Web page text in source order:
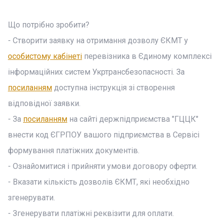
Що потрібно зробити?
- Створити заявку на отримання дозволу ЄКМТ у
особистому кабінеті перевізника в Єдиному комплексі
інформаційних систем Укртрансбезопасності. За
посиланням доступна інструкція зі створення
відповідної заявки.
- За посиланням на сайті держпідприємства "ГЦЦК"
внести код ЄГРПОУ вашого підприємства в Сервісі
формування платіжних документів.
- Ознайомитися і прийняти умови договору оферти.
- Вказати кількість дозволів ЄКМТ, які необхідно
згенерувати.
- Згенерувати платіжні реквізити для оплати.